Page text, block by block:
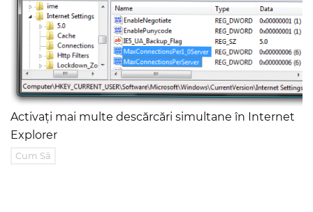
Activați mai multe descărcări simultane în Internet
Explorer
Cum Să